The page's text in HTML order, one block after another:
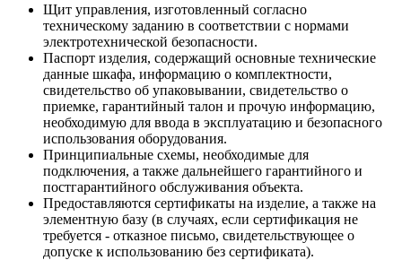
Щит управления, изготовленный согласно
техническому заданию в соответствии с нормами
электротехнической безопасности.
Паспорт изделия, содержащий основные технические
данные шкафа, информацию о комплектности,
свидетельство об упаковывании, свидетельство о
приемке, гарантийный талон и прочую информацию,
необходимую для ввода в эксплуатацию и безопасного
использования оборудования.
Принципиальные схемы, необходимые для
подключения, а также дальнейшего гарантийного и
постгарантийного обслуживания объекта.
Предоставляются сертификаты на изделие, а также на
элементную базу (в случаях, если сертификация не
требуется - отказное письмо, свидетельствующее о
допуске к использованию без сертификата).